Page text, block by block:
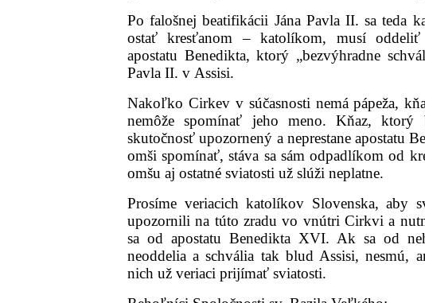
Po falošnej beatifikácii Jána Pavla II. sa teda
ostať kresťanom – katolíkom, musí
apostatu Benedikta, ktorý „bezvýhradne
Pavla II. v Assisi.
Nakoľko Cirkev v súčasnosti nemá pápeža,
nemôže spomínať jeho meno. Kňaz, ktorý
skutočnosť upozornený a neprestane apostatu
omši spomínať, stáva sa sám odpadlíkom od
omšu aj ostatné sviatosti už slúži neplatne.
Prosíme veriacich katolíkov Slovenska, aby
upozornili na túto zradu vo vnútri Cirkvi a
sa od apostatu Benedikta XVI. Ak sa od
neoddelia a schvália tak blud Assisi, nesmú,
nich už veriaci prijímať sviatosti.